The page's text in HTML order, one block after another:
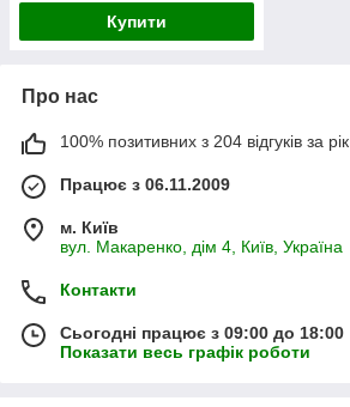
Купити
Про нас
100% позитивних з 204 відгуків за рік
Працює з 06.11.2009
м. Київ
вул. Макаренко, дім 4, Київ, Україна
Контакти
Сьогодні працює з 09:00 до 18:00
Показати весь графік роботи